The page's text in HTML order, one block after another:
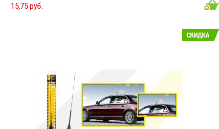
15,75 руб.